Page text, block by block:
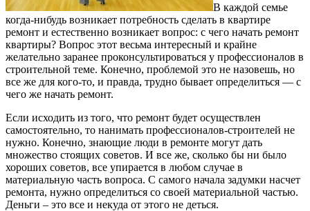
В каждой семье
когда-нибудь возникает потребность сделать в квартире
ремонт и естественно возникает вопрос: с чего начать ремонт
квартиры? Вопрос этот весьма интересный и крайне
желательно заранее проконсультироваться у профессионалов в
строительной теме. Конечно, проблемой это не назовешь, но
все же для кого-то, и правда, трудно бывает определиться — с
чего же начать ремонт.
Если исходить из того, что ремонт будет осуществлен
самостоятельно, то нанимать профессионалов-строителей не
нужно. Конечно, знающие люди в ремонте могут дать
множество стоящих советов. И все же, сколько бы ни было
хороших советов, все упирается в любом случае в
материальную часть вопроса. С самого начала задумки насчет
ремонта, нужно определиться со своей материальной частью.
Деньги – это все и некуда от этого не деться.